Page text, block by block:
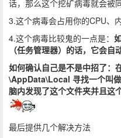
话，那么这个挖矿病毒就会被
3.这个病毒会占用你的CPU、
4.这个病毒比较鬼的一点是：
（任务管理器）的话，它会自
如何确认自己是不是中招了
\AppData\Local 寻找一个叫
脑内发现了这个文件夹并且这
最后提供几个解决方法